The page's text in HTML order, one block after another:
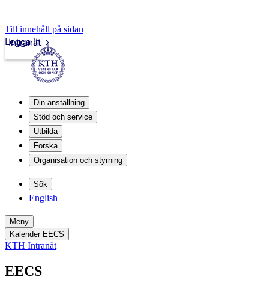
Till innehåll på sidan
Intranät
Logga in
Din anställning
Stöd och service
Utbilda
Forska
Organisation och styrning
Sök
English
Meny
Kalender EECS
KTH Intranät
EECS